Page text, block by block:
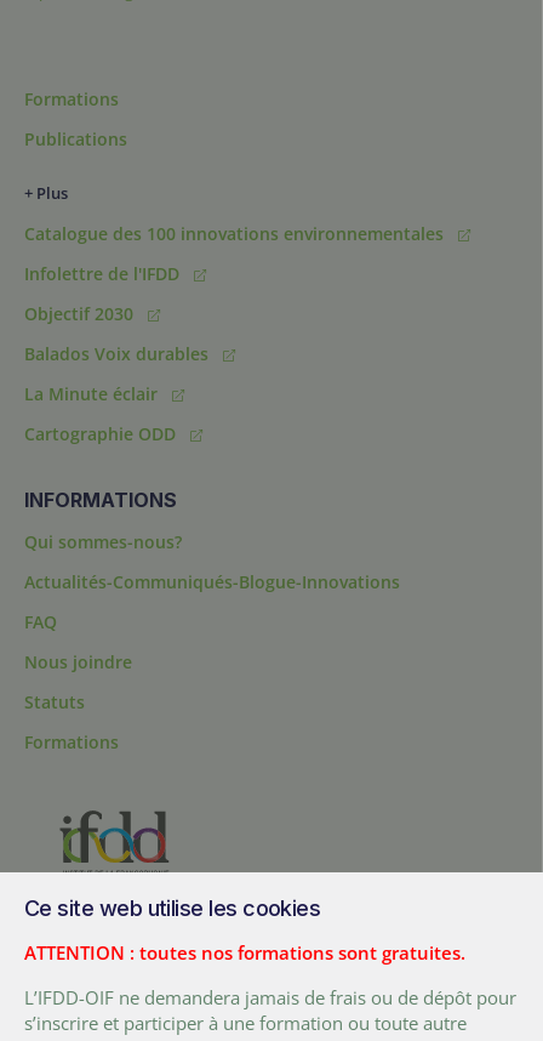
Formations
Publications
+ Plus
Catalogue des 100 innovations environnementales
Infolettre de l'IFDD
Objectif 2030
Balados Voix durables
La Minute éclair
Cartographie ODD
INFORMATIONS
Qui sommes-nous?
Actualités-Communiqués-Blogue-Innovations
FAQ
Nous joindre
Statuts
Formations
Canada
Tél. :+ (1) 418 692 5727
Fax :+ (1) 418 692 5644
Ce site web utilise les cookies
ATTENTION : toutes nos formations sont gratuites.
L’IFDD-OIF ne demandera jamais de frais ou de dépôt pour
s’inscrire et participer à une formation ou toute autre